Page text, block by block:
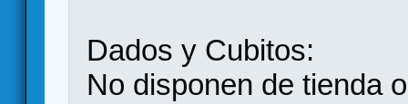
Dados y Cubitos:
No disponen de tienda